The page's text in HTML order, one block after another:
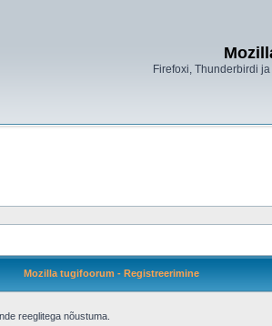
Firefoxi, Thunderbirdi
Mozilla tugifoorum - Registreerimine
reeglitega nõustuma.